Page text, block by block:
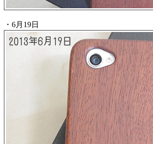
・6月19日